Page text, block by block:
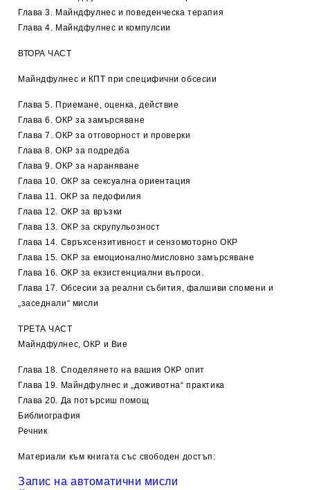
Глава 3. Майндфулнес и поведенческа терапия
Глава 4. Майндфулнес и компулсии
ВТОРА ЧАСТ
Майндфулнес и КПТ при специфични обсесии
Глава 5. Приемане, оценка, действие
Глава 6. ОКР за замърсяване
Глава 7. ОКР за отговорност и проверки
Глава 8. ОКР за подредба
Глава 9. ОКР за нараняване
Глава 10. ОКР за сексуална ориентация
Глава 11. ОКР за педофилия
Глава 12. ОКР за връзки
Глава 13. ОКР за скрупульозност
Глава 14. Свръхсензитивност и сензомоторно ОКР
Глава 15. ОКР за емоционално/мисловно замърсяване
Глава 16. ОКР за екзистенциални въпроси.
Глава 17. Обсесии за реални събития, фалшиви спомени и
„заседнали“ мисли
ТРЕТА ЧАСТ
Майндфулнес, ОКР и Вие
Глава 18. Споделянето на вашия ОКР опит
Глава 19. Майндфулнес и „доживотна“ практика
Глава 20. Да потърсиш помощ
Библиография
Речник
Материали към книгата със свободен достъп:
Запис на автоматични мисли